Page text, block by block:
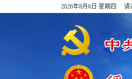
2026年8月6日 星期四